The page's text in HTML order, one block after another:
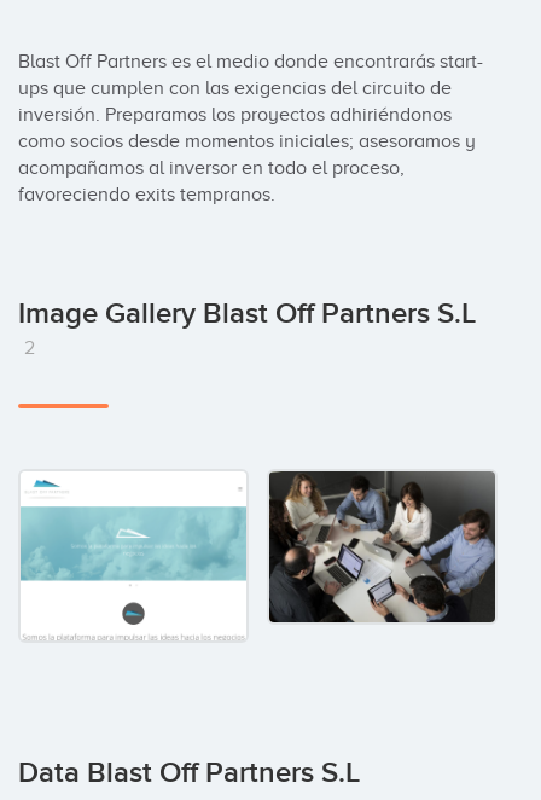
Blast Off Partners es el medio donde encontrarás start-
ups que cumplen con las exigencias del circuito de
inversión. Preparamos los proyectos adhiriéndonos
como socios desde momentos iniciales; asesoramos y
acompañamos al inversor en todo el proceso,
favoreciendo exits tempranos.
Image Gallery Blast Off Partners S.L
2
Data Blast Off Partners S.L